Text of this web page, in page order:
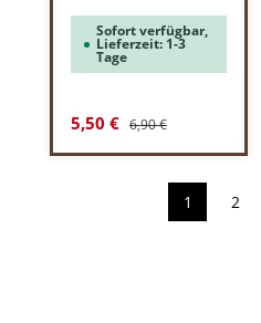
Sofort verfügbar,
Lieferzeit: 1-3
Tage
Verkaufspreis:
5,50 € Regulärer Preis:
6,90 €
Seite
1 Seite
2